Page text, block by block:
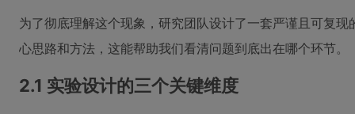
为了彻底理解这个现象，研究团队设计了一套严谨且可复
心思路和方法，这能帮助我们看清问题到底出在哪个环节。
2.1 实验设计的三个关键维度